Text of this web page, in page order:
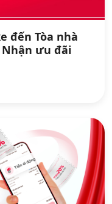
đến Tòa nhà
Nhận ưu đãi